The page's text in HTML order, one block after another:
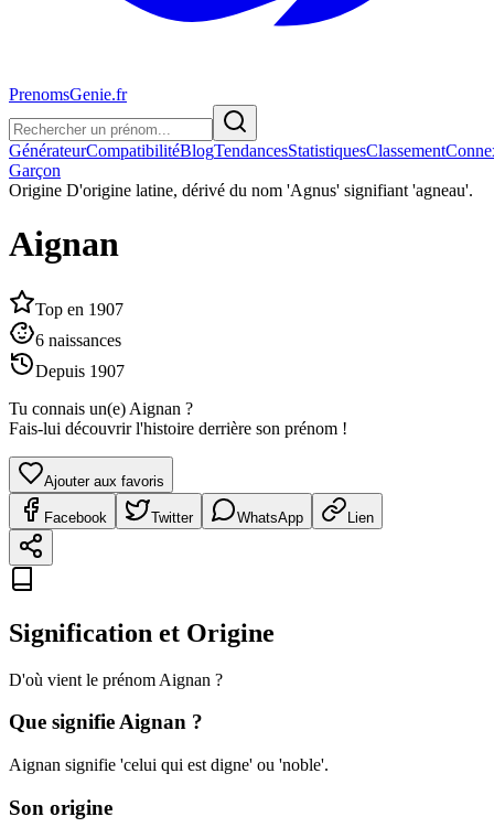
PrenomsGenie.fr
GénérateurCompatibilitéBlogTendancesStatistiquesClassement
Garçon
Origine D'origine latine, dérivé du nom 'Agnus' signifiant 'agneau'.
Aignan
Top en 1907
6 naissances
Depuis 1907
Tu connais un(e) Aignan ?
Fais-lui découvrir l'histoire derrière son prénom !
Ajouter aux favoris
Facebook Twitter WhatsApp Lien
Signification et Origine
D'où vient le prénom Aignan ?
Que signifieAignan ?
Aignan signifie 'celui qui est digne' ou 'noble'.
Son origine